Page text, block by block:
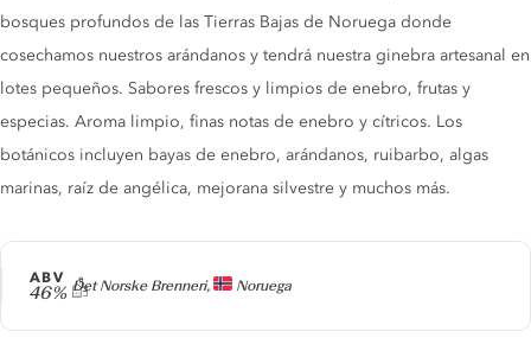
Producer
Det Norske Brenneri, Noruega
ABV
46%
bosques profundos de las Tierras Bajas de Noruega donde
cosechamos nuestros arándanos y tendrá nuestra ginebra artesanal en
lotes pequeños. Sabores frescos y limpios de enebro, frutas y
especias. Aroma limpio, finas notas de enebro y cítricos. Los
botánicos incluyen bayas de enebro, arándanos, ruibarbo, algas
marinas, raíz de angélica, mejorana silvestre y muchos más.